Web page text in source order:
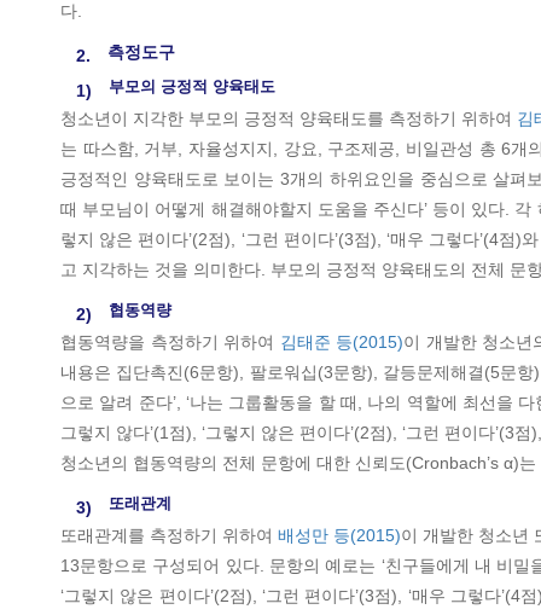
다.
2.
측정도구
1)
부모의 긍정적 양육태도
청소년이 지각한 부모의 긍정적 양육태도를 측정하기 위하여 김
는 따스함, 거부, 자율성지지, 강요, 구조제공, 비일관성 총 6
긍정적인 양육태도로 보이는 3개의 하위요인을 중심으로 살펴
때 부모님이 어떻게 해결해야할지 도움을 주신다’ 등이 있다.
렇지 않은 편이다’(2점), ‘그런 편이다’(3점), ‘매우 그렇다’(4
고 지각하는 것을 의미한다. 부모의 긍정적 양육태도의 전체 문
2) 협동역량
협동역량을 측정하기 위하여 김태준 등(2015)이 개발한 청소년
내용은 집단촉진(6문항), 팔로워십(3문항), 갈등문제해결(5문
으로 알려 준다’, ‘나는 그룹활동을 할 때, 나의 역할에 최선을
그렇지 않다’(1점), ‘그렇지 않은 편이다’(2점), ‘그런 편이다
청소년의 협동역량의 전체 문항에 대한 신뢰도(Cronbach’s α)
3) 또래관계
또래관계를 측정하기 위하여 배성만 등(2015)이 개발한 청소년
13문항으로 구성되어 있다. 문항의 예로는 ‘친구들에게 내 비밀
‘그렇지 않은 편이다’(2점), ‘그런 편이다’(3점), ‘매우 그렇다